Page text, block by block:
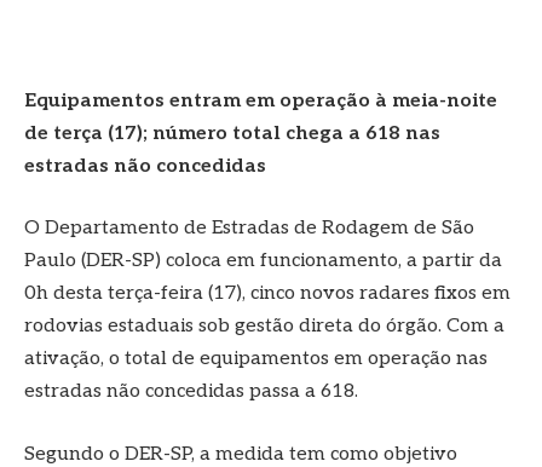
Equipamentos entram em operação à meia-noite
de terça (17); número total chega a 618 nas
estradas não concedidas
O Departamento de Estradas de Rodagem de São
Paulo (DER-SP) coloca em funcionamento, a partir da
0h desta terça-feira (17), cinco novos radares fixos em
rodovias estaduais sob gestão direta do órgão. Com a
ativação, o total de equipamentos em operação nas
estradas não concedidas passa a 618.
Segundo o DER-SP, a medida tem como objetivo